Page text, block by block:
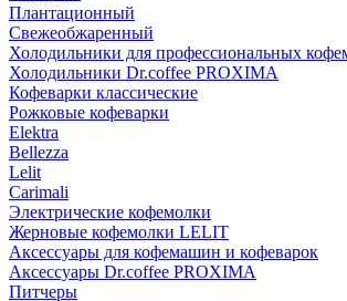
Плантационный
Свежеобжаренный
Холодильники для профессиональных
Холодильники Dr.coffee PROXIMA
Кофеварки классические
Рожковые кофеварки
Elektra
Bellezza
Lelit
Carimali
Электрические кофемолки
Жерновые кофемолки LELIT
Аксессуары для кофемашин и кофеварок
Аксессуары Dr.coffee PROXIMA
Питчеры